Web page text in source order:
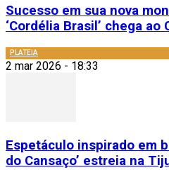
Sucesso em sua nova
‘Cordélia Brasil’ chega ao
PLATEIA
2 mar 2026 - 18:33
Espetáculo inspirado em
do Cansaço’ estreia na